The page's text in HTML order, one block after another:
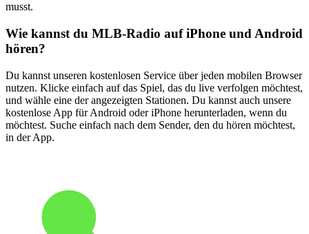
musst.
Wie kannst du MLB-Radio auf iPhone und Android
hören?
Du kannst unseren kostenlosen Service über jeden mobilen Browser
nutzen. Klicke einfach auf das Spiel, das du live verfolgen möchtest,
und wähle eine der angezeigten Stationen. Du kannst auch unsere
kostenlose App für Android oder iPhone herunterladen, wenn du
möchtest. Suche einfach nach dem Sender, den du hören möchtest,
in der App.